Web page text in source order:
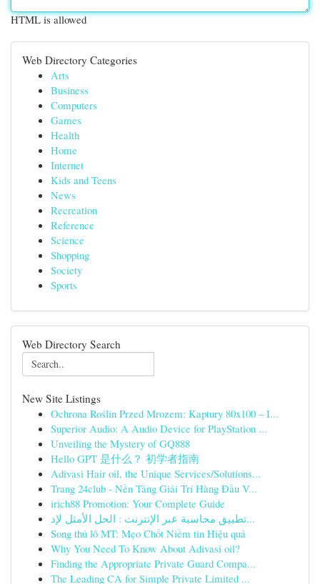
HTML is allowed
Web Directory Categories
Arts
Business
Computers
Games
Health
Home
Internet
Kids and Teens
News
Recreation
Reference
Science
Shopping
Society
Sports
Web Directory Search
New Site Listings
Ochrona Roślin Przed Mrozem: Kaptury 80x100 – I...
Superior Audio: A Audio Device for PlayStation ...
Unveiling the Mystery of GQ888
Hello GPT 是什么？ 初学者指南
Adivasi Hair oil, the Unique Services/Solutions...
Trang 24club - Nền Tảng Giải Trí Hàng Đầu V...
irich88 Promotion: Your Complete Guide
تطبيق محاسبة عبر الإنترنت : الحل الأمثل لإد...
Song thủ lô MT: Mẹo Chốt Niềm tin Hiệu quả
Why You Need To Know About Adivasi oil?
Finding the Appropriate Private Guard Compa...
The Leading CA for Simple Private Limited ...